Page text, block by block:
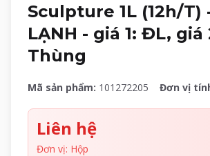
Sculpture 1L (12h/T)
LẠNH - giá 1: ĐL, giá
Thùng
Mã sản phẩm: 101272205 Đơn vị
Liên hệ
Đơn vị: Hộp